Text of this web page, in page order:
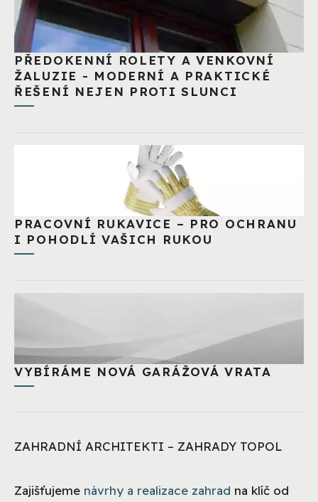
PŘEDOKENNÍ ROLETY A VENKOVNÍ
ŽALUZIE - MODERNÍ A PRAKTICKÉ
ŘEŠENÍ NEJEN PROTI SLUNCI
PRACOVNÍ RUKAVICE – PRO OCHRANU
I POHODLÍ VAŠICH RUKOU
VYBÍRÁME NOVÁ GARÁŽOVÁ VRATA
ZAHRADNÍ ARCHITEKTI – ZAHRADY TOPOL
Zajišťujeme návrhy a realizace zahrad na klíč od